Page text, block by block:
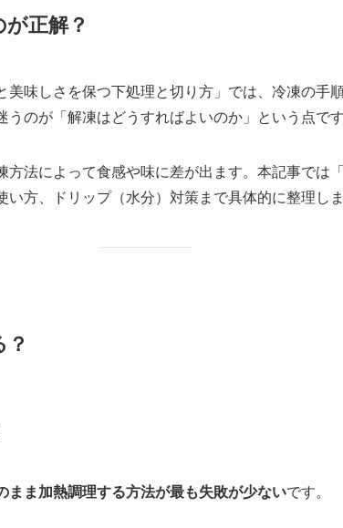
正解？
美味しさを保つ下処理と切り方」では、冷凍の手
のが「解凍はどうすればよいのか」という点です
方法によって食感や味に差が出ます。本記事では
方、ドリップ（水分）対策まで具体的に整理しま
まま加熱調理する方法が最も失敗が少ないです。